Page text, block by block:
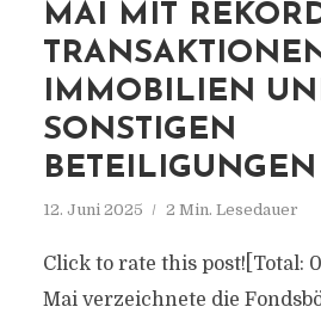
MAI MIT
IMMOBILIEN
SONSTIGEN
BETEILIGUNGEN
12. Juni 2025 2 Min. Lesedauer
Click to rate this post![Total:
Mai verzeichnete die